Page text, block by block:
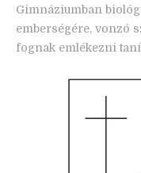
Gimnáziumban
emberségére, vonzó
fognak emlékezni